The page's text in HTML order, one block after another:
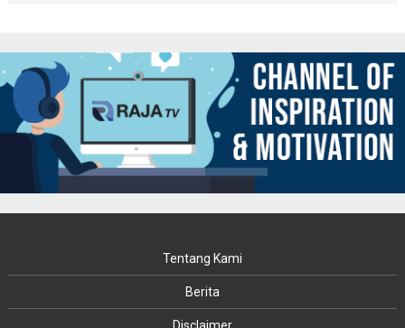
Tentang Kami
Berita